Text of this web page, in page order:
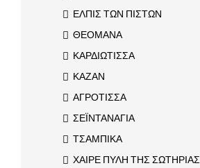
ΕΛΠΙΣ ΤΩΝ ΠΙΣΤΩΝ
ΘΕΟΜΑΝΑ
ΚΑΡΔΙΩΤΙΣΣΑ
ΚΑΖΑΝ
ΑΓΡΟΤΙΣΣΑ
ΣΕΪΝΤΑΝΑΓΙΑ
ΤΣΑΜΠΙΚΑ
ΧΑΙΡΕ ΠΥΛΗ ΤΗΣ ΣΩΤΗΡΙΑΣ